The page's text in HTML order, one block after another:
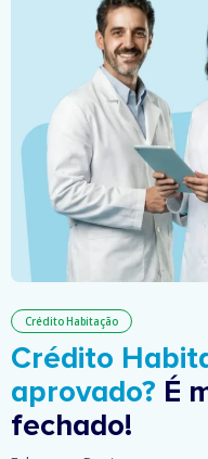
Crédito Habitação
Crédito
aprovado? É
fechado!